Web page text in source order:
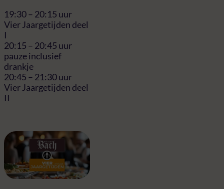
19:30 – 20:15 uur
Vier Jaargetijden deel
I
20:15 – 20:45 uur
pauze inclusief
drankje
20:45 – 21:30 uur
Vier Jaargetijden deel
II